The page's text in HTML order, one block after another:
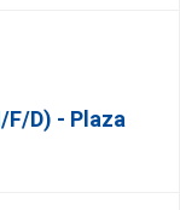
f/d) - Plaza